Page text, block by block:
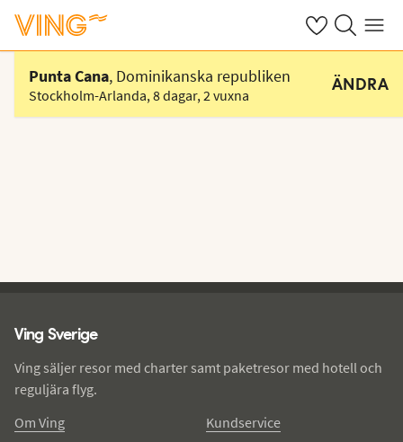
Se dinaSök på ving.se
Meny
Välj hotell
Punta Cana, Dominikanska republiken
Stockholm-Arlanda,8 dagar,2 vuxna
ÄNDRA
Ving Sverige
Ving säljer resor med charter samt paketresor med hotell och
reguljära flyg.
Om Ving
Kundservice